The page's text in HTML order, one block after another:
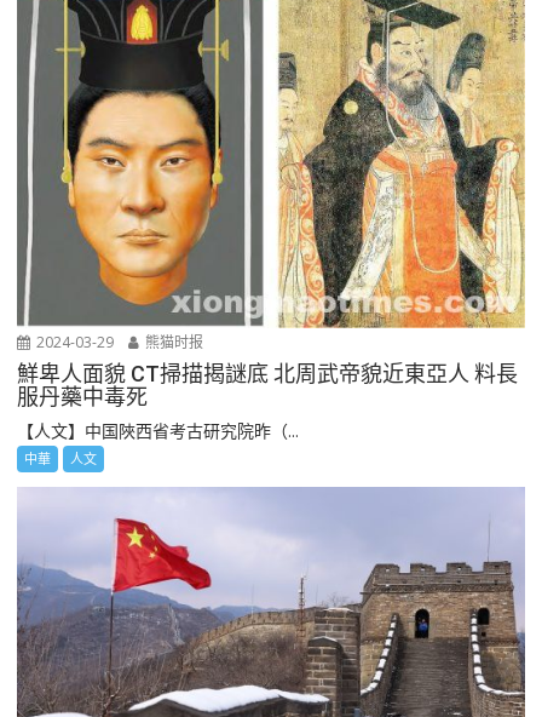
2024-03-29 熊猫时报
鮮卑人面貌 CT掃描揭謎底 北周武帝貌近東亞人 料長
服丹藥中毒死
【人文】中国陜西省考古研究院昨（...
中華 人文